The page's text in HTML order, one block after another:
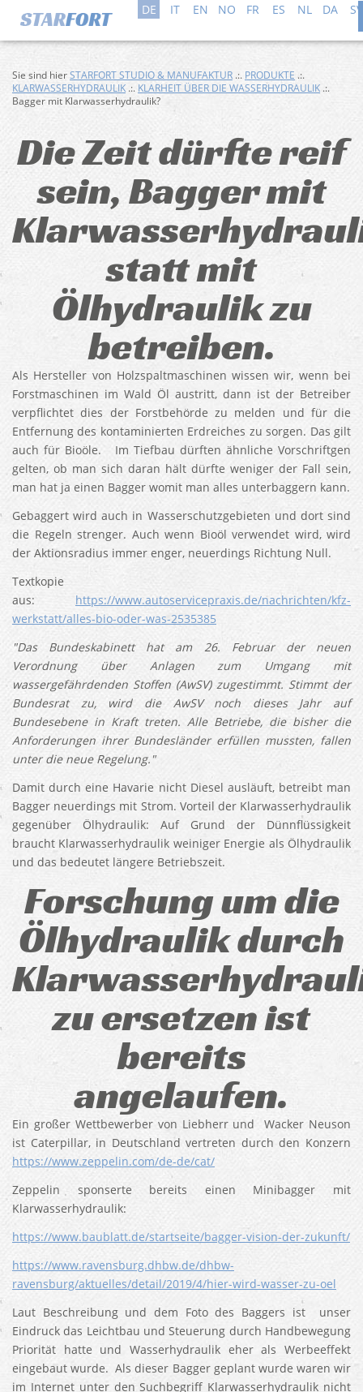
DE IT EN NO FR ES NL DA SV
Sie sind hierSTARFORT STUDIO & MANUFAKTUR .:. PRODUKTE .:.
KLARWASSERHYDRAULIK .:. KLARHEIT ÜBER DIE WASSERHYDRAULIK .:.
Bagger mit Klarwasserhydraulik?
Die Zeit dürfte reif
sein, Bagger mit
statt mit
Ölhydraulik zu
betreiben.
Als Hersteller von Holzspaltmaschinen wissen wir, wenn bei
Forstmaschinen im Wald Öl austritt, dann ist der Betreiber
verpflichtet dies der Forstbehörde zu melden und für die
Entfernung des kontaminierten Erdreiches zu sorgen. Das gilt
auch für Bioöle. Im Tiefbau dürften ähnliche Vorschriftgen
gelten, ob man sich daran hält dürfte weniger der Fall sein,
man hat ja einen Bagger womit man alles unterbaggern kann.
Gebaggert wird auch in Wasserschutzgebieten und dort sind
die Regeln strenger. Auch wenn Bioöl verwendet wird, wird
der Aktionsradius immer enger, neuerdings Richtung Null.
Textkopie
aus: https://www.autoservicepraxis.de/nachrichten/kfz-
werkstatt/alles-bio-oder-was-2535385
"Das Bundeskabinett hat am 26. Februar der neuen
Verordnung über Anlagen zum Umgang mit
wassergefährdenden Stoffen (AwSV) zugestimmt. Stimmt der
Bundesrat zu, wird die AwSV noch dieses Jahr auf
Bundesebene in Kraft treten. Alle Betriebe, die bisher die
Anforderungen ihrer Bundesländer erfüllen mussten, fallen
unter die neue Regelung."
Damit durch eine Havarie nicht Diesel ausläuft, betreibt man
Bagger neuerdings mit Strom. Vorteil der Klarwasserhydraulik
gegenüber Ölhydraulik: Auf Grund der Dünnflüssigkeit
braucht Klarwasserhydraulik weiniger Energie als Ölhydraulik
und das bedeutet längere Betriebszeit.
Forschung um die
Ölhydraulik durch
zu ersetzen ist
bereits
angelaufen.
Ein großer Wettbewerber von Liebherr und Wacker Neuson
ist Caterpillar, in Deutschland vertreten durch den Konzern
https://www.zeppelin.com/de-de/cat/
Zeppelin sponserte bereits einen Minibagger mit
Klarwasserhydraulik:
https://www.baublatt.de/startseite/bagger-vision-der-zukunft/
https://www.ravensburg.dhbw.de/dhbw-
ravensburg/aktuelles/detail/2019/4/hier-wird-wasser-zu-oel
Laut Beschreibung und dem Foto des Baggers ist unser
Eindruck das Leichtbau und Steuerung durch Handbewegung
Priorität hatte und Wasserhydraulik eher als Werbeeffekt
eingebaut wurde. Als dieser Bagger geplant wurde waren wir
im Internet unter den Suchbegriff Klarwasserhydraulik nicht